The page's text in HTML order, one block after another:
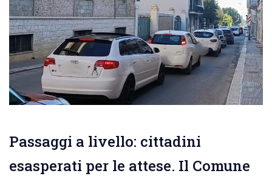
Passaggi a livello: cittadini
esasperati per le attese. Il Comune